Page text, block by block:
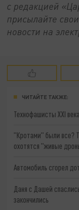
с редакцией
присылайте
новости на
ЧИТАЙТЕ ТАКЖЕ:
Технофашисты XXI века
"Кротами" были все?
охотятся "живые
Автомобиль сгорел
Даня с Дашей
закончились